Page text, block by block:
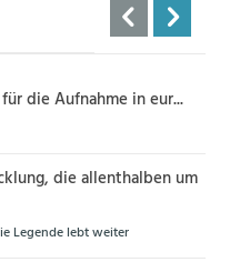
die Aufnahme in eur...
die allenthalben um
Legende lebt weiter